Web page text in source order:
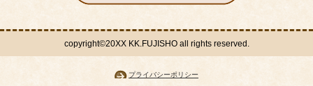
copyright©20XX KK.FUJISHO all rights reserved.
プライバシーポリシー